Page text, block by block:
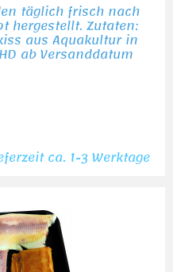
täglich frisch nach
hergestellt. Zutaten:
aus Aquakultur in
ab Versanddatum
ca. 1-3 Werktage